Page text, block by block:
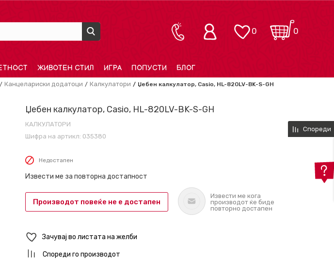
0
0
ЖИВОТЕН СТИЛ ИГРА ПОПУСТИ БЛОГ
Канцелариски додатоци Калкулатори Џебен калкулатор, Casio, HL-820LV-BK-S-GH
Џебен калкулатор, Casio, HL-820LV-BK-S-GH
КАЛКУЛАТОРИ
Шифра на артикл: 035380
Недостапен
Извести ме за повторна достапност
Производот повеќе не е достапен
Извести ме кога
производот ќе биде
повторно достапен
Зачувај во листата на желби
Спореди го производот
Спореди